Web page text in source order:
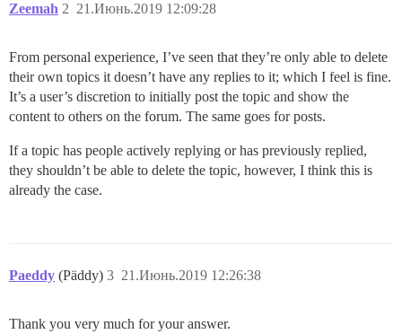
Zeemah 21.Июнь.2019 12:09:28
2
From personal experience, I’ve seen that they’re only able to delete
their own topics it doesn’t have any replies to it; which I feel is fine.
It’s a user’s discretion to initially post the topic and show the
content to others on the forum. The same goes for posts.
If a topic has people actively replying or has previously replied,
they shouldn’t be able to delete the topic, however, I think this is
already the case.
Paeddy (Päddy) 21.Июнь.2019 12:26:38
3
Thank you very much for your answer.